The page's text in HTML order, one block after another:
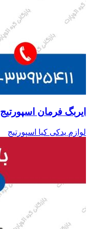
ایربگ فرمان اسپورتیج
لوازم یدکی کیا اسپورتیج